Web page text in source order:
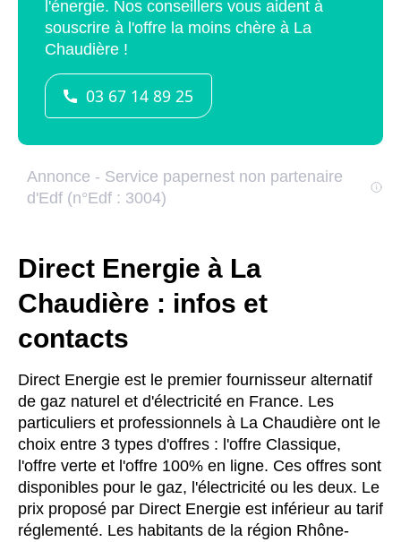
Direct Energie à La
Chaudière : infos et
contacts
Direct Energie est le premier fournisseur alternatif
de gaz naturel et d'électricité en France. Les
particuliers et professionnels à La Chaudière ont le
choix entre 3 types d'offres : l'offre Classique,
l'offre verte et l'offre 100% en ligne. Ces offres sont
disponibles pour le gaz, l'électricité ou les deux. Le
prix proposé par Direct Energie est inférieur au tarif
réglementé. Les habitants de la région Rhône-